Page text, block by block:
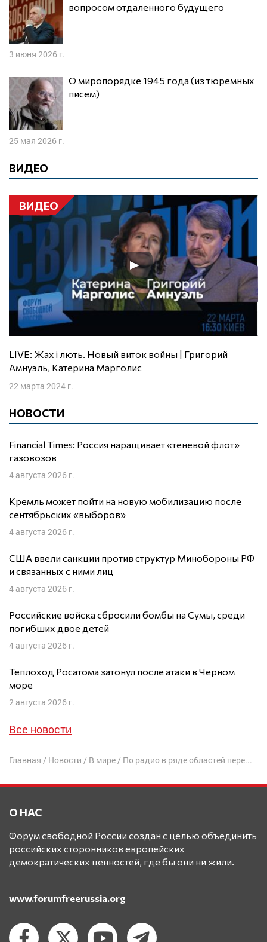
вопросом отдаленного будущего
3 июня 2026 г.
О миропорядке 1945 года (из тюремных
писем)
25 мая 2026 г.
ВИДЕО
ВИДЕО
LIVE: Жах і лють. Новый виток войны | Григорий
Амнуэль, Катерина Марголис
22 марта 2024 г.
НОВОСТИ
Financial Times: Россия наращивает «теневой флот»
газовозов
4 августа 2026 г.
Кремль может пойти на новую мобилизацию после
сентябрьских «выборов»
4 августа 2026 г.
США ввели санкции против структур Минобороны РФ
и связанных с ними лиц
4 августа 2026 г.
Российские войска сбросили бомбы на Сумы, среди
погибших двое детей
4 августа 2026 г.
Теплоход Росатома затонул после атаки в Черном
море
2 августа 2026 г.
Все новости
Главная / Новости / В мире/ По радио в ряде областей передали «обращение Путина» о мобилизации
О НАС
Форум свободной России создан с целью объединить
российских сторонников европейских
демократических ценностей, где бы они ни жили.
www.forumfreerussia.org